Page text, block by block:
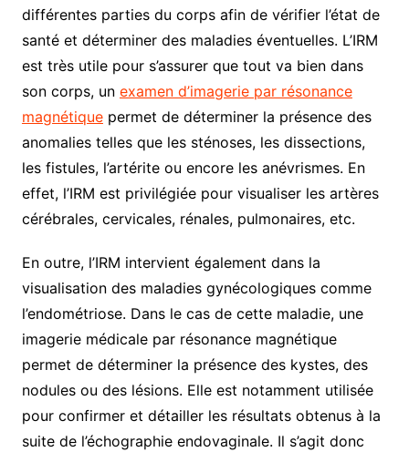
différentes parties du corps afin de vérifier l’état de
santé et déterminer des maladies éventuelles. L’IRM
est très utile pour s’assurer que tout va bien dans
son corps, un examen d’imagerie par résonance
magnétiquepermet de déterminer la présence des
anomalies telles que les sténoses, les dissections,
les fistules, l’artérite ou encore les anévrismes. En
effet, l’IRM est privilégiée pour visualiser les artères
cérébrales, cervicales, rénales, pulmonaires, etc.
En outre, l’IRM intervient également dans la
visualisation des maladies gynécologiques comme
l’endométriose. Dans le cas de cette maladie, une
imagerie médicale par résonance magnétique
permet de déterminer la présence des kystes, des
nodules ou des lésions. Elle est notamment utilisée
pour confirmer et détailler les résultats obtenus à la
suite de l’échographie endovaginale. Il s’agit donc